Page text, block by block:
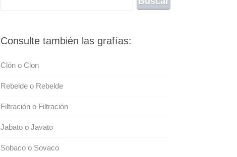
Consulte también las grafías:
Clón o Clon
Rebelde o Rebelde
Filtración o Filtración
Jabato o Javato
Sobaco o Sovaco